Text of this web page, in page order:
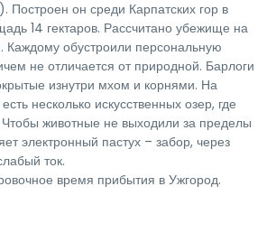
Построен он среди Карпатских гор в
14 гектаров. Рассчитано убежище на
Каждому обустроили персональную
не отличается от природной. Барлоги
изнутри мхом и корнями. На
несколько искусственных озер, где
животные не выходили за пределы
электронный пастух – забор, через
ток.
время прибытия в Ужгород.